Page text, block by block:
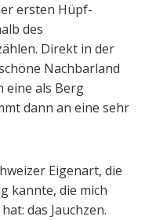
ersten Hüpf-
des
Direkt in der
Nachbarland
eine als Berg
dann an eine sehr
Eigenart, die
kannte, die mich
das Jauchzen.